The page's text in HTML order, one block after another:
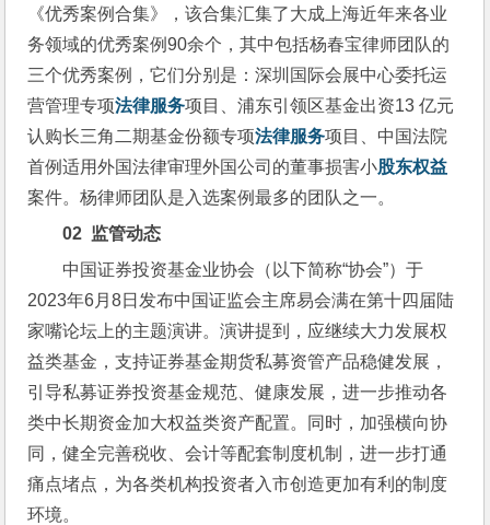
《优秀案例合集》，该合集汇集了大成上海近年来各业
务领域的优秀案例90余个，其中包括杨春宝律师团队的
三个优秀案例，它们分别是：深圳国际会展中心委托运
营管理专项法律服务项目、浦东引领区基金出资13 亿元
认购长三角二期基金份额专项法律服务项目、中国法院
首例适用外国法律审理外国公司的董事损害小股东权益
案件。杨律师团队是入选案例最多的团队之一。
02 监管动态
中国证券投资基金业协会（以下简称“协会”）于
2023年6月8日发布中国证监会主席易会满在第十四届陆
家嘴论坛上的主题演讲。演讲提到，应继续大力发展权
益类基金，支持证券基金期货私募资管产品稳健发展，
引导私募证券投资基金规范、健康发展，进一步推动各
类中长期资金加大权益类资产配置。同时，加强横向协
同，健全完善税收、会计等配套制度机制，进一步打通
痛点堵点，为各类机构投资者入市创造更加有利的制度
环境。